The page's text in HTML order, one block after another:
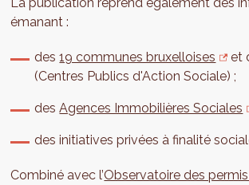
La publication reprend également des
émanant :
des19 communes bruxelloises
et
(Centres Publics d'Action Sociale) ;
desAgences Immobilières Sociales
des initiatives privées à finalité
Combiné avec l’Observatoire des